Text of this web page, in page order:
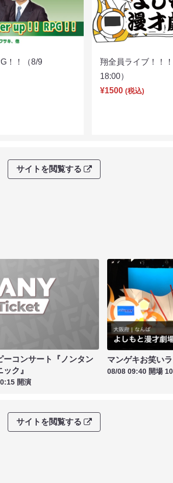
！！（8/9
翔全員ライブ！！
18:00）
¥1500 (税込)
サイトを閲覧する
ーコンサート『ノンタン
ク』
開演
マンゲキお笑い
08/08 09:40 開場
サイトを閲覧する